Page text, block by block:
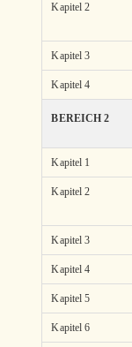
Kapitel 2
Kapitel 3
Kapitel 4
BEREICH 2
Kapitel 1
Kapitel 2
Kapitel 3
Kapitel 4
Kapitel 5
Kapitel 6